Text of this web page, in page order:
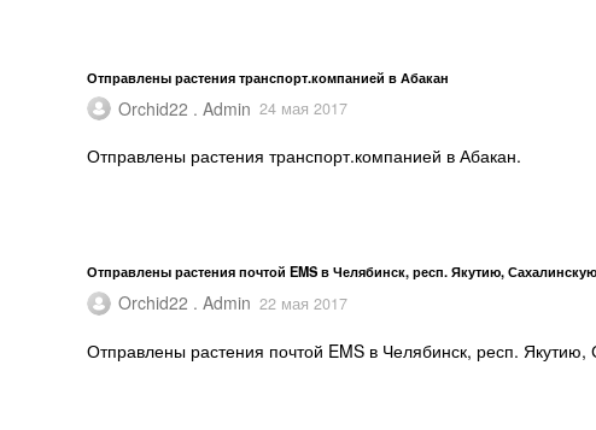
Отправлены растения транспорт.компанией в Абакан
Orchid22 . Admin 24 мая 2017
Отправлены растения транспорт.компанией в Абакан.
Отправлены растения почтой EMS в Челябинск, респ. Якутию,
Orchid22 . Admin 22 мая 2017
Отправлены растения почтой EMS в Челябинск, респ.